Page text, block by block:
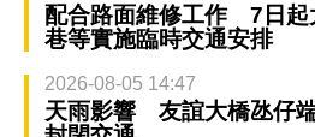
配合路面維修工作 7日起
巷等實施臨時交通安排
2026-08-05 14:47
天雨影響 友誼大橋氹仔